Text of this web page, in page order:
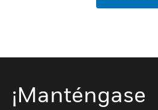
¡Manténgase